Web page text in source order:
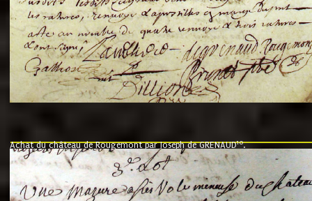
Achat du château de Rougemont par Joseph de GRENAUD10.
"l'an mil six cent soixante treze le ving neuvième jour du mois de
nommé fut présent Messire Claude Guillaume de Moyriat chevalier baron